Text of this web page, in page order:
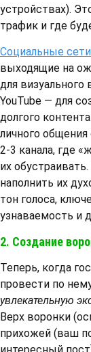
устройствах).
трафик и где
Социальные сети
выходящие на
для визуального
YouTube — для
долгого
личного
2-3 канала, где
их
наполнить их
тон голоса,
узнаваемость и
2. Создание
Теперь, когда
провести по
увлекательную
Верх воронки
прихожей (ваш
интересный